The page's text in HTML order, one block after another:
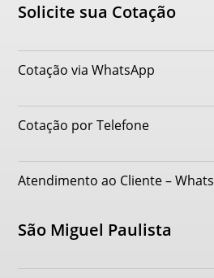
Solicite sua Cotação
Cotação via WhatsApp
Cotação por Telefone
Atendimento ao Cliente – Whats
São Miguel Paulista